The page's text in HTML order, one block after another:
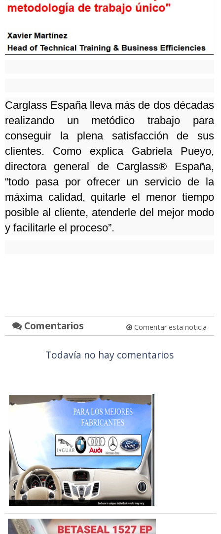
Carglass España lleva más de dos décadas
realizando un metódico trabajo para
conseguir la plena satisfacción de sus
clientes. Como explica Gabriela Pueyo,
directora general de Carglass® España,
“todo pasa por ofrecer un servicio de la
máxima calidad, quitarle el menor tiempo
posible al cliente, atenderle del mejor modo
y facilitarle el proceso”.
Comentarios Comentar esta noticia
Todavía no hay comentarios